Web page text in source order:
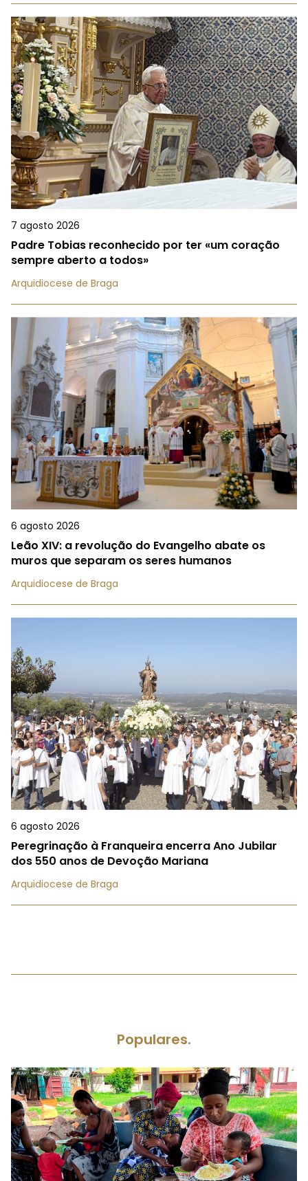
7 agosto 2026
Padre Tobias reconhecido por ter «um coração
sempre aberto a todos»
Arquidiocese de Braga
6 agosto 2026
Leão XIV: a revolução do Evangelho abate os
muros que separam os seres humanos
Arquidiocese de Braga
6 agosto 2026
Peregrinação à Franqueira encerra Ano Jubilar
dos 550 anos de Devoção Mariana
Arquidiocese de Braga
Populares.